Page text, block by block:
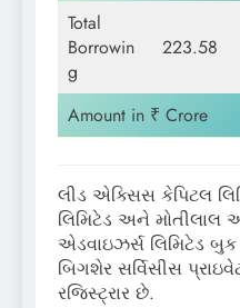
Total
Borrowin
g
223.58
Amount in ₹ Crore
લીડ એક્સિસ કેપિટલ
લિમિટેડ અને મોતીલાલ
એડવાઇઝર્સ લિમિટેડ
બિગશેર સર્વિસીસ
રજિસ્ટ્રાર છે.